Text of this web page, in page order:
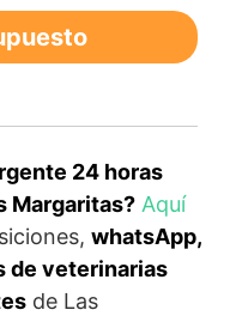
24 horas
Margaritas? Aquí
whatsApp,
de veterinarias
de Las